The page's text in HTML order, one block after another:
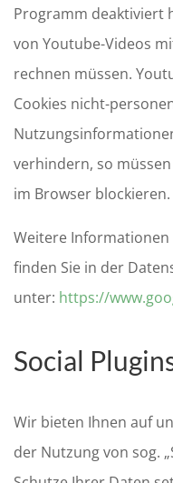
Programm deaktiviert
von Youtube-Videos
rechnen müssen.
Cookies nicht-
verhindern, so
im Browser blockieren.
Weitere Informationen
finden Sie in der
unter: https://
Social
Wir bieten Ihnen auf
der Nutzung von sog.